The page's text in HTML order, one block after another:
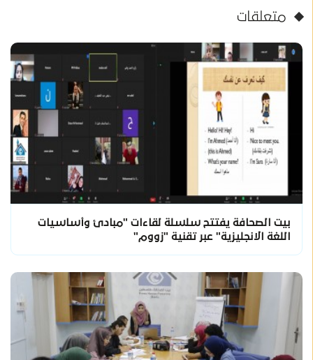
متعلقات
بيت الصحافة يفتتح سلسلة لقاءات "مبادئ وأساسيات
اللغة الانجليزية" عبر تقنية "زووم"